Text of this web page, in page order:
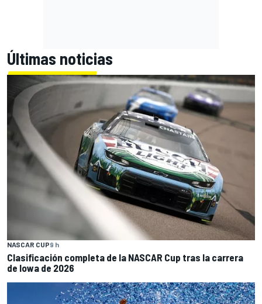
Últimas noticias
NASCAR CUP9 h
Clasificación completa de la NASCAR Cup tras la carrera
de Iowa de 2026